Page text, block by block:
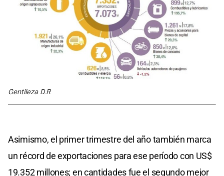
Gentileza D.R
Asimismo, el primer trimestre del año también marca
un récord de exportaciones para ese período con US$
19.352 millones; en cantidades fue el segundo mejor